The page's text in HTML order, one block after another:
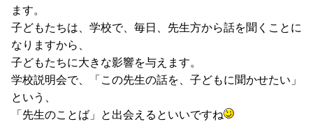
ます。
子どもたちは、学校で、毎日、先生方から話を聞くことに
なりますから、
子どもたちに大きな影響を与えます。
学校説明会で、「この先生の話を、子どもに聞かせたい」
という、
「先生のことば」と出会えるといいですね